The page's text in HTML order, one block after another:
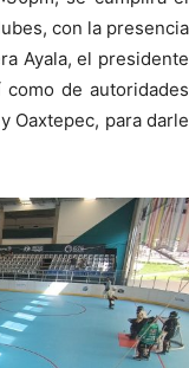
con la presencia
Ayala, el presidente
como de autoridades
Oaxtepec, para darle